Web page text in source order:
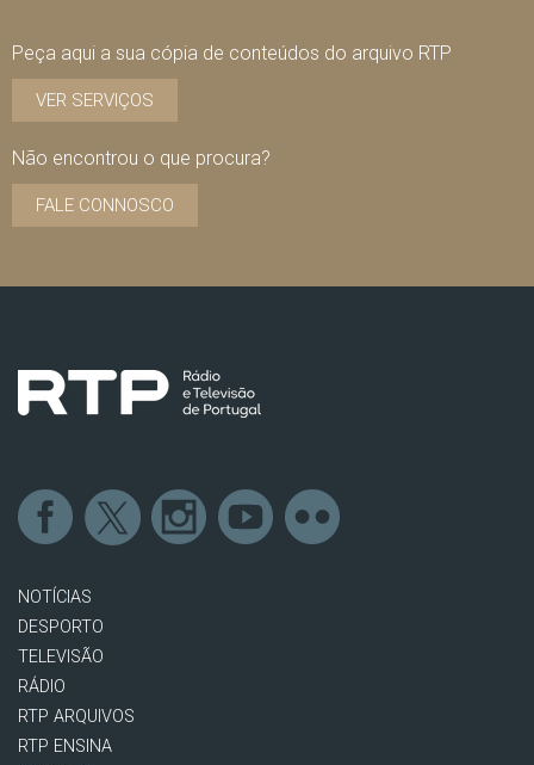
Peça aqui a sua cópia de conteúdos do arquivo RTP
VER SERVIÇOS
Não encontrou o que procura?
FALE CONNOSCO
NOTÍCIAS
DESPORTO
TELEVISÃO
RÁDIO
RTP ARQUIVOS
RTP ENSINA